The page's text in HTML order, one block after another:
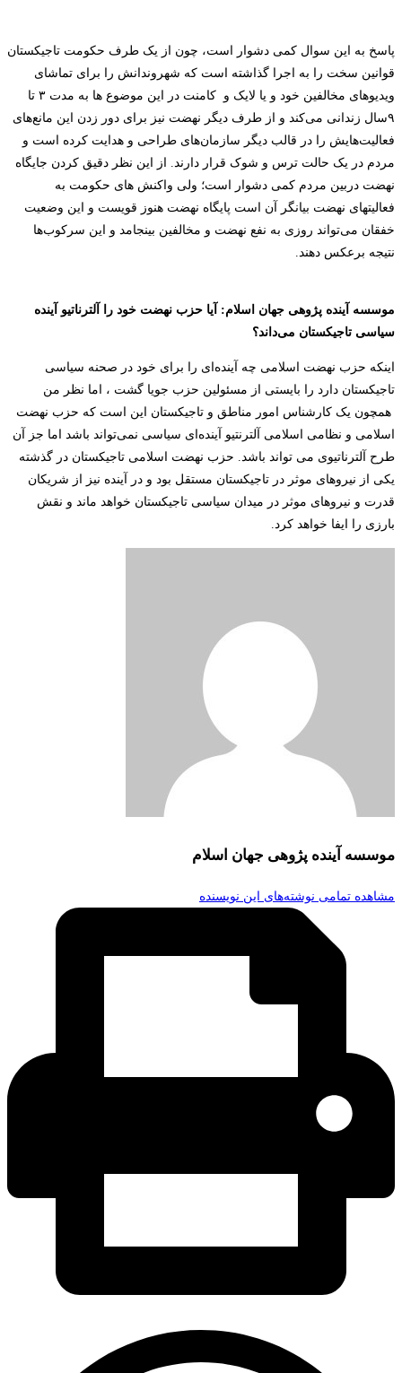
پاسخ به این سوال کمی دشوار است، چون از یک طرف حکومت تاجیکستان
قوانین سخت را به اجرا گذاشته است که شهروندانش را برای تماشای
ویدیوهای مخالفین خود و یا لایک و
کامنت در این موضوع ها به مدت ۳ تا
۹سال زندانی می‌کند و از طرف دیگر نهضت نیز برای دور زدن این مانع‌های
فعالیت‌هایش را در قالب دیگر سازمان‌های طراحی و هدایت کرده است و
مردم در یک حالت ترس و شوک قرار دارند.
از این نظر دقیق کردن جایگاه
نهضت دربین مردم کمی دشوار است؛ ولی واکنش های حکومت به
فعالیتهای نهضت بیانگر آن است پایگاه نهضت هنوز قویست و این وضعیت
خفقان می‌تواند روزی به نفع نهضت و مخالفین بینجامد و این سرکوب‌ها
نتیجه برعکس دهند.
موسسه آینده پژوهی جهان اسلام: آیا حزب نهضت خود را آلترناتیو آینده
سیاسی تاجیکستان می‌داند؟
اینکه حزب نهضت اسلامی چه آینده‌ای را برای خود در صحنه سیاسی
تاجیکستان دارد را بایستی از مسئولین حزب جویا گشت ، اما نظر من
همچون یک کارشناس امور مناطق و تاجیکستان این است که حزب نهضت
اسلامی و نظامی اسلامی آلترنتیو آینده‌ای سیاسی نمی‌تواند باشد اما جز آن
طرح آلترناتیوی می تواند باشد. حزب نهضت اسلامی تاجیکستان در گذشته
یکی از نیروهای موثر در تاجیکستان مستقل بود و در آینده نیز از شریکان
قدرت و نیروهای موثر در میدان سیاسی تاجیکستان خواهد ماند و نقش
بارزی را ایفا خواهد کرد.
موسسه آینده پژوهی جهان اسلام
مشاهده تمامی نوشته‌های این نویسنده